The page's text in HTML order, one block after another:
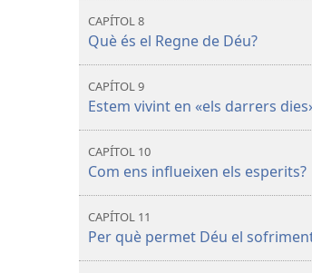
CAPÍTOL 8
Què és el Regne de Déu?
CAPÍTOL 9
Estem vivint en «els darrers
CAPÍTOL 10
Com ens influeixen els esperits?
CAPÍTOL 11
Per què permet Déu el